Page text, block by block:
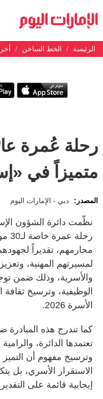
الرئيسة الخط الساخن
متميزاً في
المصدر: دبي - الإمارات اليوم
نظّمت دائرة الشؤون
محارمهم، تقديراً
لمسيرتهم المهنية،
والأسرية، وذلك ضمن
الوظيفية، وترسيخ
الأسرة 2026.
كما تندرج هذه المبادرة
تعتمدها الدائرة،
وترسيخ مفهوم أن
الاستقرار الأسري، بل
إيجابية قائمة على